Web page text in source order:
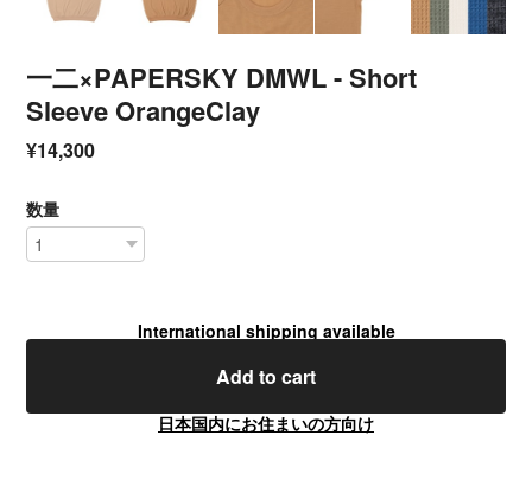
一二×PAPERSKY DMWL - Short
Sleeve OrangeClay
¥14,300
数量
International shipping available
Add to cart
日本国内にお住まいの方向け